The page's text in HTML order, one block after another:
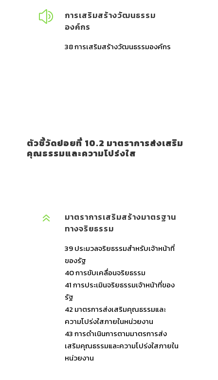
การเสริมสร้างวัฒนธรรม
องค์กร
38 การเสริมสร้างวัฒนธรรมองค์กร
ตัวชี้วัดย่อยที่ 10.2 มาตราการส่งเสริม
คุณธรรมและความโปร่งใส
มาตราการเสริมสร้างมาตรฐาน
ทางจริยธรรม
39 ประมวลจริยธรรมสำหรับเจ้าหน้าที่
ของรัฐ
40 การขับเคลื่อนจริยธรรม
41 การประเมินจริยธรรมเจ้าหน้าที่ของ
รัฐ
42 มาตรการส่งเสริมคุณธรรมและ
ความโปร่งใสภายในหน่วยงาน
43การดำเนินการตามมาตรการส่ง
เสริมคุณธรรมและความโปร่งใสภายใน
หน่วยงาน